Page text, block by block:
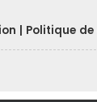
Politique